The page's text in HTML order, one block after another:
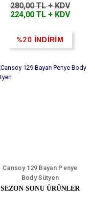
280,00 TL + KDV
224,00 TL + KDV
%20 İNDİRİM
Cansoy 129 Bayan Penye
Body Sütyen
SEZON SONU ÜRÜNLER